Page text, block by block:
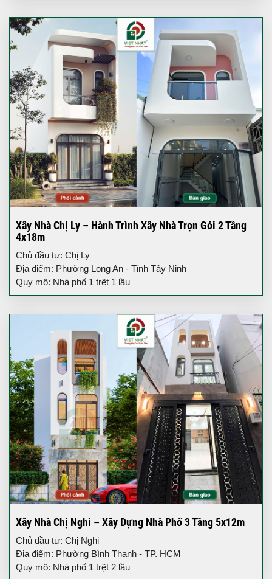
Xây Nhà Chị Ly – Hành Trình Xây Nhà Trọn Gói 2 Tầng
4x18m
Chủ đầu tư: Chị Ly
Địa điểm: Phường Long An - Tỉnh Tây Ninh
Quy mô: Nhà phố 1 trệt 1 lầu
Xây Nhà Chị Nghi – Xây Dựng Nhà Phố 3 Tầng 5x12m
Chủ đầu tư: Chị Nghi
Địa điểm: Phường Bình Thạnh - TP. HCM
Quy mô: Nhà phố 1 trệt 2 lầu